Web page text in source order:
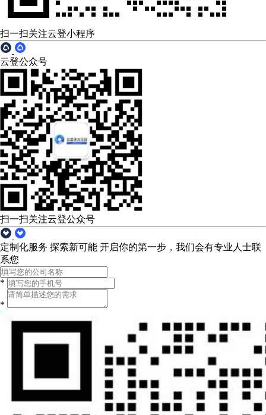
扫一扫关注云登小程序
云登公众号
扫一扫关注云登公众号
定制化服务 探索新可能 开启你的第一步，我们会有专业人士联
系您
*
*